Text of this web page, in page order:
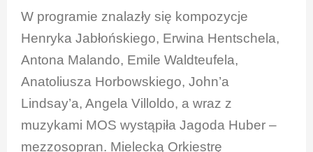
W programie znalazły się kompozycje
Henryka Jabłońskiego, Erwina Hentschela,
Antona Malando, Emile Waldteufela,
Anatoliusza Horbowskiego, John’a
Lindsay’a, Angela Villoldo, a wraz z
muzykami MOS wystąpiła Jagoda Huber –
mezzosopran. Mielecką Orkiestrę